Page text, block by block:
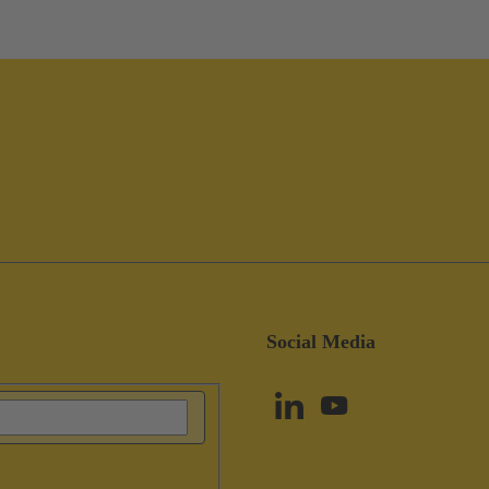
Social Media